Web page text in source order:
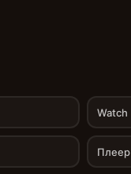
Watch
Плеер